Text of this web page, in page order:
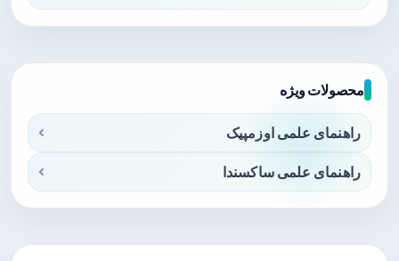
محصولات ویژه
راهنمای علمی اوزمپیک
راهنمای علمی ساکسندا